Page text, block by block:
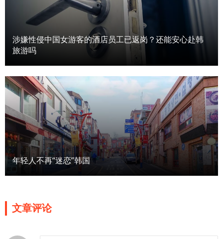
涉嫌性侵中国女游客的酒店员工已返岗？还能安心赴韩
旅游吗
年轻人不再“迷恋”韩国
文章评论